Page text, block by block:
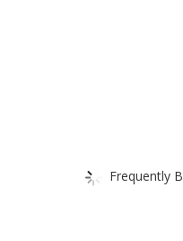
Frequently